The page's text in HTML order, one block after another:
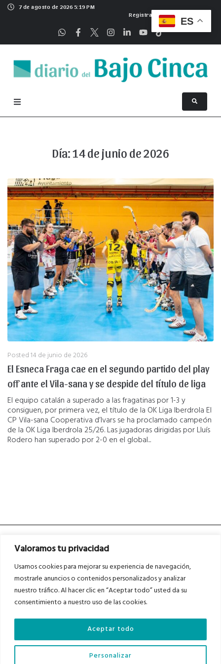
Valoramos tu privacidad
Usamos cookies para mejorar su experiencia de navegación,
mostrarle anuncios o contenidos personalizados y analizar
nuestro tráfico. Al hacer clic en “Aceptar todo” usted da su
consentimiento a nuestro uso de las cookies.
Personalizar
Aceptar todo
7 de agosto de 2026 5:19 PM
Registrarse
Día:14 de junio de 2026
Posted14 de junio de 2026
El Esneca Fraga cae en el segundo partido del play
off ante el Vila-sana y se despide del título de liga
El equipo catalán a superado a las fragatinas por 1-3 y
consiguen, por primera vez, el título de la OK Liga Iberdrola El
CP Vila-sana Cooperativa d’Ivars se ha proclamado campeón
de la OK Liga Iberdrola 25/26. Las jugadoras dirigidas por Lluís
Rodero han superado por 2-0 en el global...
Asociados a
Auditados por
ES